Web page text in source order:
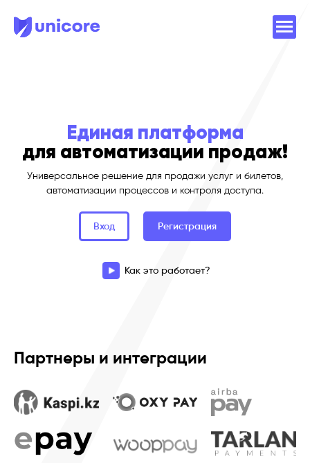
Единая платформа
для автоматизации продаж!
Универсальное решение для продажи услуг и билетов,
автоматизации процессов и контроля доступа.
Вход Регистрация
Как это работает?
Партнеры и интеграции